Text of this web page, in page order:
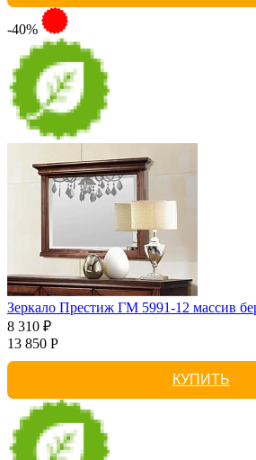
-40%
Зеркало Престиж ГМ 5991-12 массив
8 310 ₽
13 850 Р
КУПИТЬ